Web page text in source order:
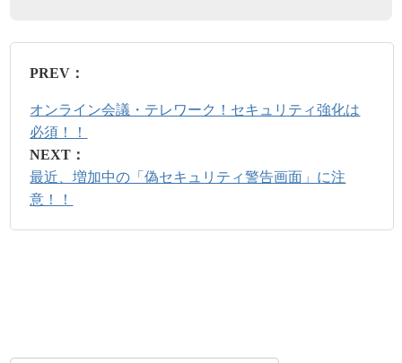
PREV：
オンライン会議・テレワーク！セキュリティ強化は
必須！！
NEXT：
最近、増加中の「偽セキュリティ警告画面」に注
意！！